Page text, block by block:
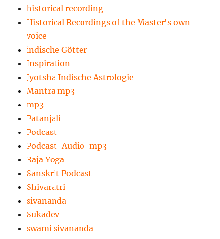
historical recording
Historical Recordings of the Master's own
voice
indische Götter
Inspiration
Jyotsha Indische Astrologie
Mantra mp3
mp3
Patanjali
Podcast
Podcast-Audio-mp3
Raja Yoga
Sanskrit Podcast
Shivaratri
sivananda
Sukadev
swami sivananda